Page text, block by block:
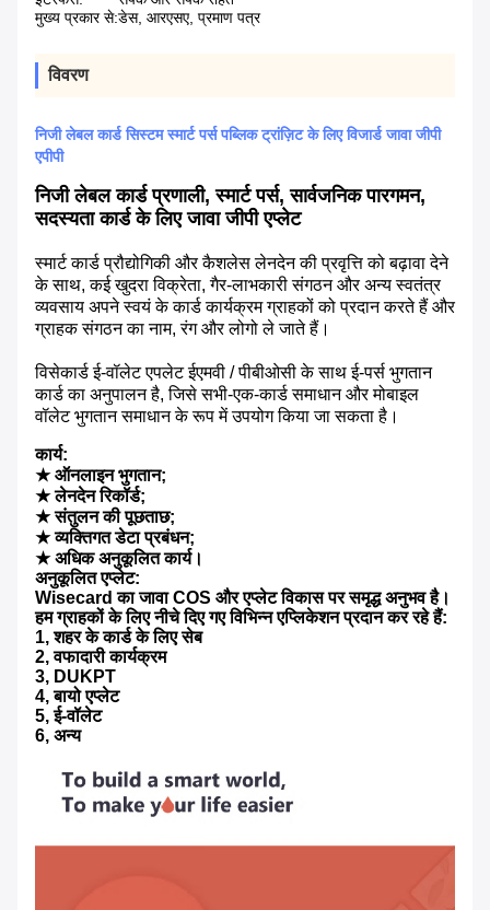
मुख्य प्रकार से:डेस, आरएसए, प्रमाण पत्र
विवरण
निजी लेबल कार्ड सिस्टम स्मार्ट पर्स पब्लिक ट्रांज़िट के लिए विजार्ड जावा जीपी
एपीपी
निजी लेबल कार्ड प्रणाली, स्मार्ट पर्स, सार्वजनिक पारगमन,
सदस्यता कार्ड के लिए जावा जीपी एप्लेट
स्मार्ट कार्ड प्रौद्योगिकी और कैशलेस लेनदेन की प्रवृत्ति को बढ़ावा देने
के साथ, कई खुदरा विक्रेता, गैर-लाभकारी संगठन और अन्य स्वतंत्र
व्यवसाय अपने स्वयं के कार्ड कार्यक्रम ग्राहकों को प्रदान करते हैं और
ग्राहक संगठन का नाम, रंग और लोगो ले जाते हैं।
विसेकार्ड ई-वॉलेट एपलेट ईएमवी / पीबीओसी के साथ ई-पर्स भुगतान
कार्ड का अनुपालन है, जिसे सभी-एक-कार्ड समाधान और मोबाइल
वॉलेट भुगतान समाधान के रूप में उपयोग किया जा सकता है।
कार्य:
★ ऑनलाइन भुगतान;
★ लेनदेन रिकॉर्ड;
★ संतुलन की पूछताछ;
★ व्यक्तिगत डेटा प्रबंधन;
★ अधिक अनुकूलित कार्य।
अनुकूलित एप्लेट:
Wisecard का जावा COS और एप्लेट विकास पर समृद्ध अनुभव है।
हम ग्राहकों के लिए नीचे दिए गए विभिन्न एप्लिकेशन प्रदान कर रहे हैं:
1, शहर के कार्ड के लिए सेब
2, वफादारी कार्यक्रम
3, DUKPT
4, बायो एप्लेट
5, ई-वॉलेट
6, अन्य